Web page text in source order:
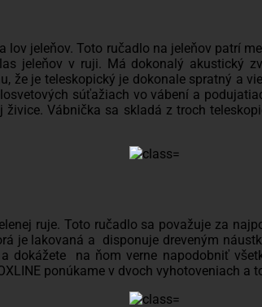
lov jeleňov. Toto ručadlo na jeleňov patrí
jeleňov v ruji. Má dokonalý akustický
je teleskopický je dokonale spratný a
súťažiach vo vábení a
Vábnička sa skladá z troch
ruje. Toto ručadlo sa považuje za
je lakovaná a disponuje dreveným
dokážete na ňom verne napodobniť
ponúkame v dvoch vyhotoveniach a